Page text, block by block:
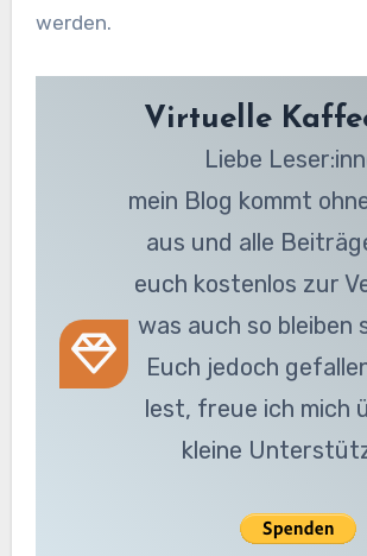
werden.
Virtuelle
Liebe
mein Blog kommt
aus und alle
euch kostenlos zur
was auch so bleiben
Euch jedoch
lest, freue ich mich
kleine